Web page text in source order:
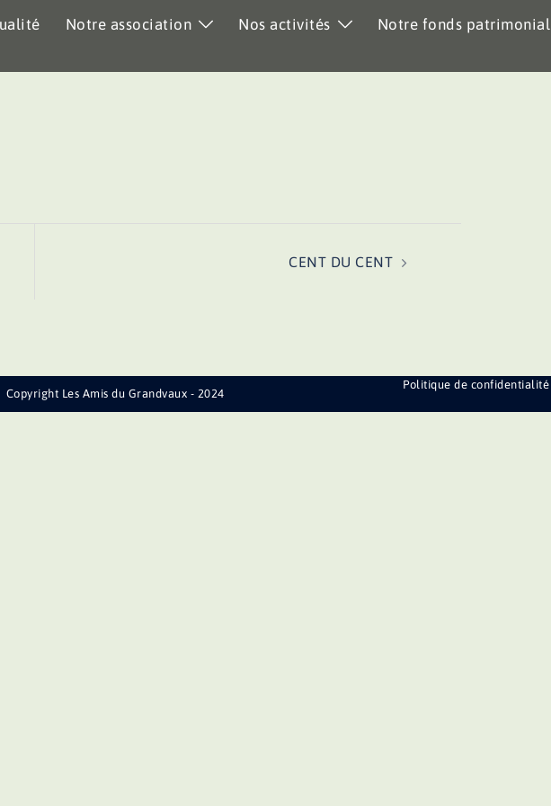
Notre association Nos activités Notre fonds patrimonial
CENT DU CENT
Copyright Les Amis du Grandvaux - 2024
Politique de confidentialité